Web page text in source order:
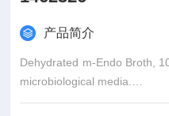
产品简介
Dehydrated m-Endo Broth,
microbiological media.